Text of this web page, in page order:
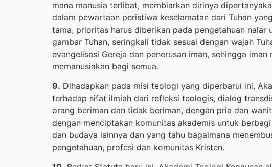
mana manusia terlibat, membiarkan dirinya
dalam pewartaan peristiwa keselamatan dari Tuhan
tama, prioritas harus diberikan pada pengetahuan
gambar Tuhan, seringkali tidak sesuai dengan wajah
evangelisasi Gereja dan penerusan iman, sehingga
memanusiakan bagi semua.
9. Dihadapkan pada misi teologi yang diperbarui ini,
terhadap sifat ilmiah dari refleksi teologis, dialog
orang beriman dan tidak beriman, dengan pria dan
dengan menciptakan komunitas akademis untuk
dan budaya lainnya dan yang tahu bagaimana
pengetahuan, profesi dan komunitas Kristen.